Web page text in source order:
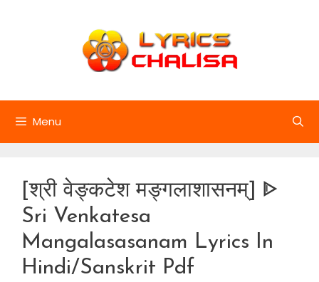
Menu
[श्री वेङ्कटेश मङ्गलाशासनम्] ᐈ
Sri Venkatesa
Mangalasasanam Lyrics In
Hindi/Sanskrit Pdf